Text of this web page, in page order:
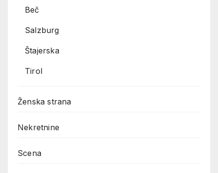
Beč
Salzburg
Štajerska
Tirol
Ženska strana
Nekretnine
Scena